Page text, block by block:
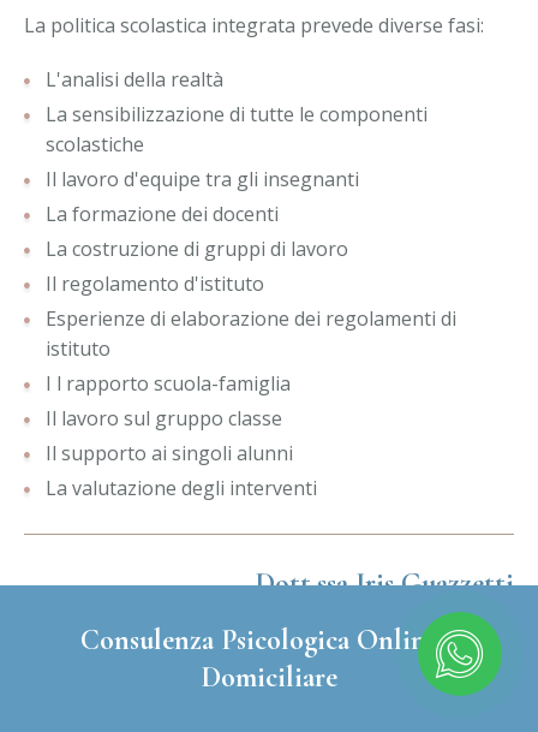
La politica scolastica integrata prevede diverse fasi:
L'analisi della realtà
La sensibilizzazione di tutte le componenti
scolastiche
Il lavoro d'equipe tra gli insegnanti
La formazione dei docenti
La costruzione di gruppi di lavoro
Il regolamento d'istituto
Esperienze di elaborazione dei regolamenti di
istituto
I l rapporto scuola-famiglia
Il lavoro sul gruppo classe
Il supporto ai singoli alunni
La valutazione degli interventi
Dott.ssa Iris Guazzetti
PSICOLOGA PSICOTERAPEUTA A REGGIO EMILIA (RE)
Consulenza Psicologica Online e
Domiciliare